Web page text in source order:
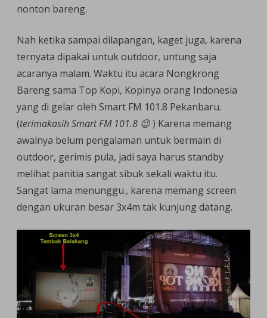
nonton bareng.
Nah ketika sampai dilapangan, kaget juga, karena
ternyata dipakai untuk outdoor, untung saja
acaranya malam. Waktu itu acara Nongkrong
Bareng sama Top Kopi, Kopinya orang Indonesia
yang di gelar oleh Smart FM 101.8 Pekanbaru.
(terimakasih Smart FM 101.8 😉) Karena memang
awalnya belum pengalaman untuk bermain di
outdoor, gerimis pula, jadi saya harus standby
melihat panitia sangat sibuk sekali waktu itu.
Sangat lama menunggu., karena memang screen
dengan ukuran besar 3x4m tak kunjung datang.